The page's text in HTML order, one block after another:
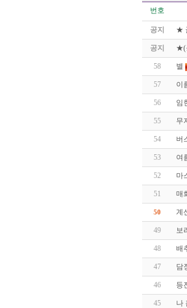
번호
공지 ★
공지 ★(
58 별
57 이
56 임
55 무
54 버
53 여
52 마
51 매
50 계
49 보
48 배
47 담
46 등
45 나